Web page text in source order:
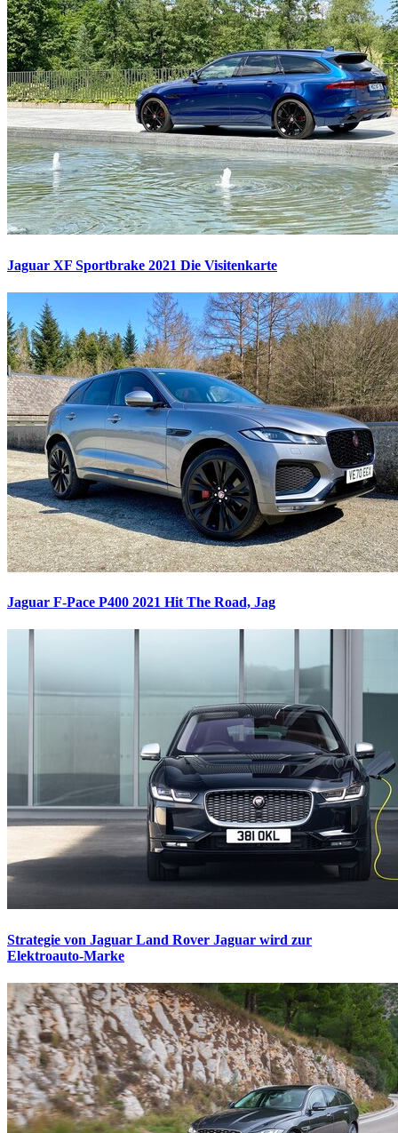
Jaguar XF Sportbrake 2021 Die Visitenkarte
Jaguar F-Pace P400 2021 Hit The Road, Jag
Strategie von Jaguar Land Rover Jaguar wird zur
Elektroauto-Marke